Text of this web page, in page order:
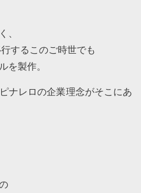
、
するこのご時世でも
を製作。
ナレロの企業理念がそこにあ